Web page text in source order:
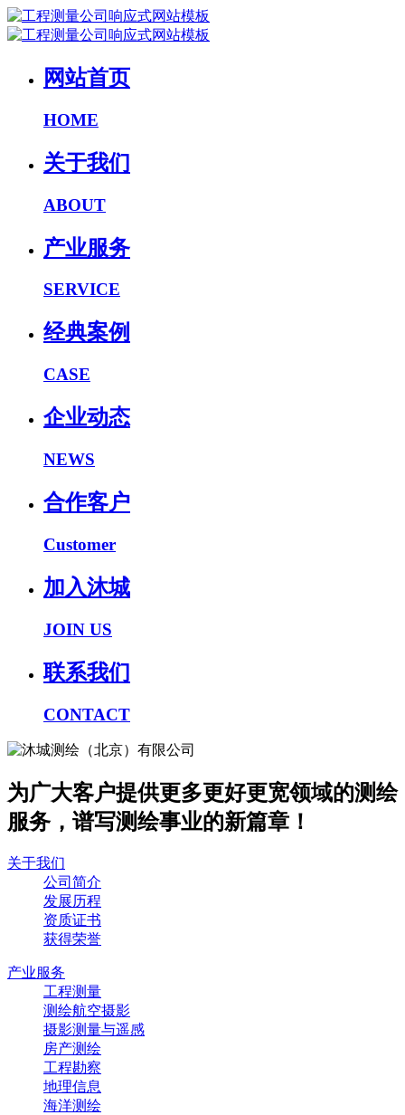
网站首页
HOME
关于我们
ABOUT
产业服务
SERVICE
经典案例
CASE
企业动态
NEWS
合作客户
Customer
加入沐城
JOIN US
联系我们
CONTACT
为广大客户提供更多更好更宽领域的测绘
服务，谱写测绘事业的新篇章！
关于我们
公司简介
发展历程
资质证书
获得荣誉
产业服务
工程测量
测绘航空摄影
摄影测量与遥感
房产测绘
工程勘察
地理信息
海洋测绘